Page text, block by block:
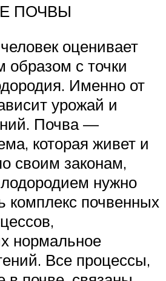
ПОЧВЫ
оценивает
образом с точки
Именно от
урожай и
Почва —
которая живет и
своим законам,
нужно
комплекс почвенных
нормальное
Все процессы,